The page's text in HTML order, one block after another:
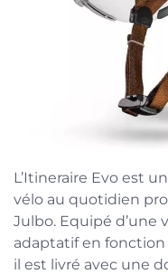
L’Itineraire Evo est
vélo au quotidien
Julbo. Equipé d’une
adaptatif en
il est livré avec une